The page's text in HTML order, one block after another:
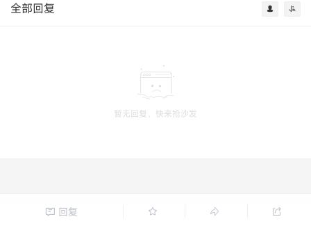
全部回复
暂无回复，快来抢沙发
回复